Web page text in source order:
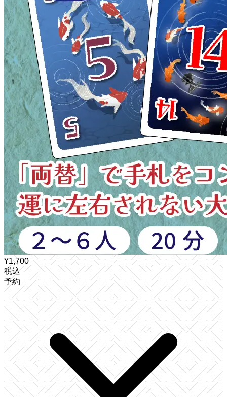
¥1,700
税込
予約